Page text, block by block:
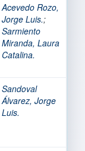
Acevedo Rozo,
Jorge Luis.;
Sarmiento
Miranda, Laura
Catalina.
Sandoval
Álvarez, Jorge
Luis.